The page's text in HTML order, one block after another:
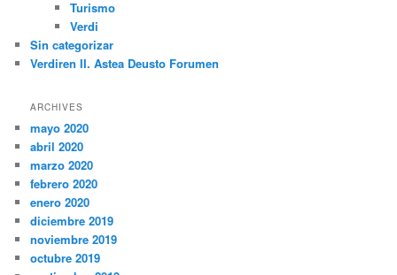
Turismo
Verdi
Sin categorizar
Verdiren II. Astea Deusto Forumen
ARCHIVES
mayo 2020
abril 2020
marzo 2020
febrero 2020
enero 2020
diciembre 2019
noviembre 2019
octubre 2019